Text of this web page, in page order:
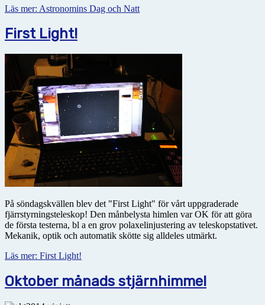
Läs mer: Astronomins Dag och Natt
First Light!
På söndagskvällen blev det "First Light" för vårt uppgraderade
fjärrstyrningsteleskop! Den månbelysta himlen var OK för att göra
de första testerna, bl a en grov polaxelinjustering av teleskopstativet.
Mekanik, optik och automatik skötte sig alldeles utmärkt.
Läs mer: First Light!
Oktober månads stjärnhimmel